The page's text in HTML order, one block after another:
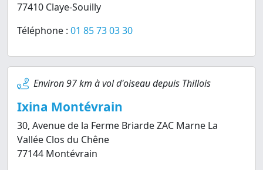
77410 Claye-Souilly
Téléphone : 01 85 73 03 30
Environ 97 km à vol d'oiseau depuis Thillois
Ixina Montévrain
30, Avenue de la Ferme Briarde ZAC Marne La
Vallée Clos du Chêne
77144 Montévrain